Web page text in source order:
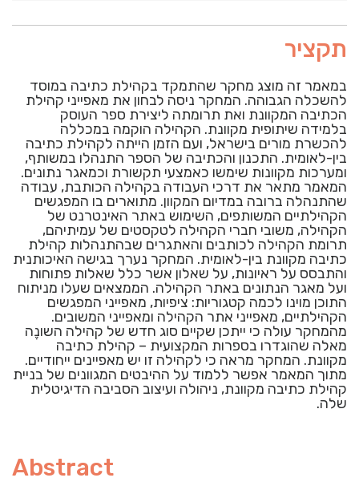
תקציר
במאמר זה מוצג מחקר שהתמקד בקהילת כתיבה במוסד
להשכלה הגבוהה. המחקר ניסה לבחון את מאפייני קהילת
הכתיבה המקוונת ואת תרומתה ליצירת ספר העוסק
בלמידה שיתופית מקוונת. הקהילה הוקמה במכללה
להכשרת מורים בישראל, ועם הזמן הייתה לקהילת כתיבה
בין-לאומית. התכנון והכתיבה של הספר התנהלו במשותף,
ומערכות מקוונות שימשו כאמצעי תקשורת וכמאגר נתונים.
המאמר מתאר את דרכי העבודה בקהילה הכותבת, עבודה
שהתנהלה ברובה במדיום המקוון. מתוארים בו המפגשים
הקהילתיים המשותפים, השימוש באתר האינטרנט של
הקהילה, משובי חברי הקהילה לטקסטים של עמיתיהם,
תרומת הקהילה לכותבים והאתגרים שבהתנהלות קהילת
כתיבה מקוונת בין-לאומית. המחקר נערך בגישה האיכותנית
והתבסס על ראיונות, על שאלון אשר כלל שאלות פתוחות
ועל מאגר הנתונים באתר הקהילה. הממצאים שעלו מניתוח
התוכן מוינו לכמה קטגוריות: ציפיות, מאפייני המפגשים
הקהילתיים, מאפייני אתר הקהילה ומאפייני המשובים.
מהמחקר עולה כי ייתכן שקיים סוג חדש של קהילה השונֶה
מאלה שהוגדרו בספרות המקצועית – קהילת כתיבה
מקוונת. המחקר מראה כי לקהילה זו יש מאפיינים ייחודיים.
מתוך המאמר אפשר ללמוד על ההיבטים המגוונים של בניית
קהילת כתיבה מקוונת, ניהולה ועיצוב הסביבה הדיגיטלית
שלה.
Abstract